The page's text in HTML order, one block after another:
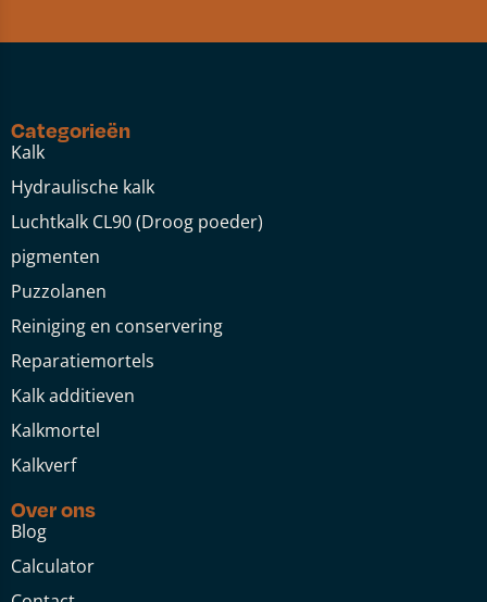
Categorieën
Kalk
Hydraulische kalk
Luchtkalk CL90 (Droog poeder)
pigmenten
Puzzolanen
Reiniging en conservering
Reparatiemortels
Kalk additieven
Kalkmortel
Kalkverf
Over ons
Blog
Calculator